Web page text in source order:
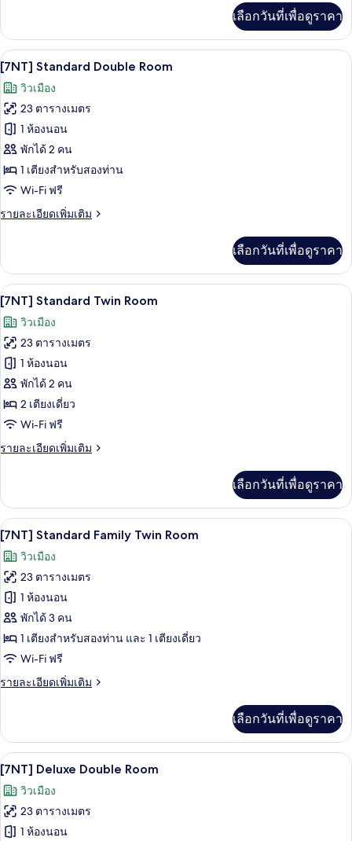
booking)
Shilla
Duty-
Free
Shop
Coupons
per
booking)
เกี่ยว
กับ
[Silla
Duty-
FreeShop
Coupon
Package]
Deluxe
Double
Room(2
Shilla
Duty-
Shop
booking)
เลือกวันที่เพื่อดูราคา
เปิด
ภาพถ่าย
ทั้งหมด
ของ
[7NT]
Standard
Double
9
[7NT] Standard Double Room
วิวเมือง
23 ตารางเมตร
1 ห้องนอน
พักได้ 2 คน
1 เตียงสำหรับสองท่าน
Wi-Fi ฟรี
รายละเอียดเพิ่มเติม
ราย
เกี่ยว
กับ
[7NT]
Standard
Double
Room
เลือกวันที่เพื่อดูราคา
เปิด
ภาพถ่าย
ทั้งหมด
ของ
[7NT]
Standard
Twin
เครื่องนอนระดับพรีเมียม, ตู้นิรภัยในห้
10
[7NT] Standard Twin Room
วิวเมือง
23 ตารางเมตร
1 ห้องนอน
พักได้ 2 คน
2 เตียงเดี่ยว
Wi-Fi ฟรี
รายละเอียดเพิ่มเติม
ราย
เกี่ยว
กับ
[7NT]
Standard
Twin
Room
เลือกวันที่เพื่อดูราคา
เปิด
ภาพถ่าย
ทั้งหมด
ของ
[7NT]
Standard
Family
Room
เครื่องนอนระดับพรีเมียม, ตู้นิรภัยในห้
9
[7NT] Standard Family Twin Room
วิวเมือง
23 ตารางเมตร
1 ห้องนอน
พักได้ 3 คน
1 เตียงสำหรับสองท่าน และ 1 เตียงเดี่ยว
Wi-Fi ฟรี
รายละเอียดเพิ่มเติม
ราย
เกี่ยว
กับ
[7NT]
Standard
Family
Twin
Room
เลือกวันที่เพื่อดูราคา
เปิด
ภาพถ่าย
ทั้งหมด
ของ
9
[7NT] Deluxe Double Room
วิวเมือง
23 ตารางเมตร
1 ห้องนอน